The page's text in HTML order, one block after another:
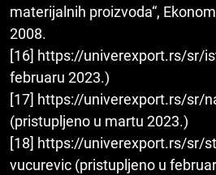
materijalnih proizvoda“,
2008.
[16] https://univerexport.rs/sr/
februaru 2023.)
[17] https://univerexport.rs/sr/
(pristupljeno u martu 2023.)
[18] https://univerexport.rs/sr/
vucurevic (pristupljeno u